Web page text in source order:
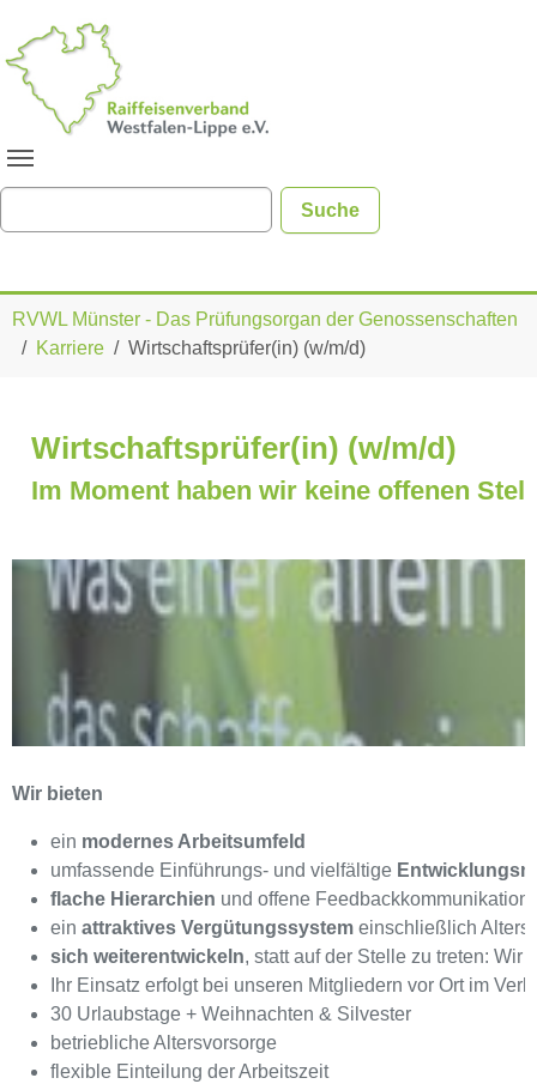
RVWL Münster - Das Prüfungsorgan der Genossenschaften
Karriere
Wirtschaftsprüfer(in) (w/m/d)
Wirtschaftsprüfer(in) (w/m/d)
Im Moment haben wir keine offenen
Wir bieten
ein modernes Arbeitsumfeld
umfassende Einführungs- und vielfältige
flache Hierarchien und offene Feedbackkommunikation
ein attraktives Vergütungssystem einschließlich
sich weiterentwickeln, statt auf der Stelle zu treten:
Ihr Einsatz erfolgt bei unseren Mitgliedern vor Ort im
30 Urlaubstage + Weihnachten & Silvester
betriebliche Altersvorsorge
flexible Einteilung der Arbeitszeit